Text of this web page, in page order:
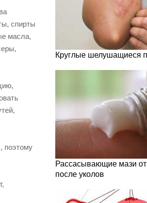
спирты
масла,
поэтому
Круглые шелушащиеся
Рассасывающие мази от
после уколов